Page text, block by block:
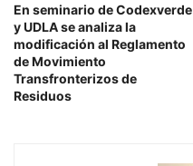
En seminario de Codexverde
y UDLA se analiza la
modificación al Reglamento
de Movimiento
Transfronterizos de
Residuos